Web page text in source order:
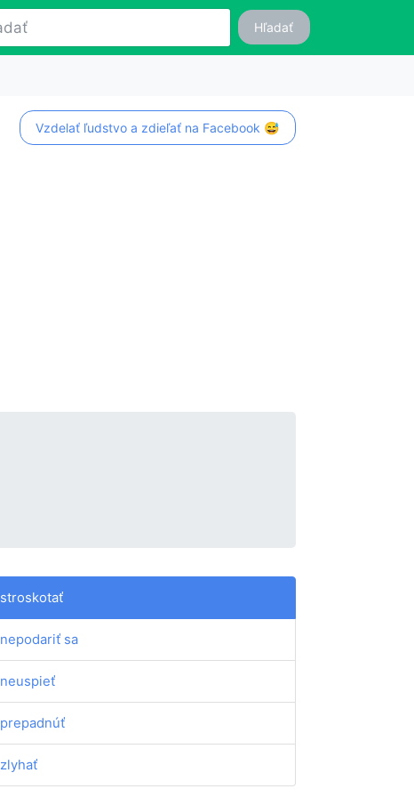
Hľadať
Vzdelať ľudstvo a zdieľať na Facebook 😅
stroskotať
nepodariť sa
neuspieť
prepadnúť
zlyhať